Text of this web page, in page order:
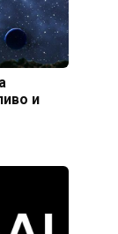
и